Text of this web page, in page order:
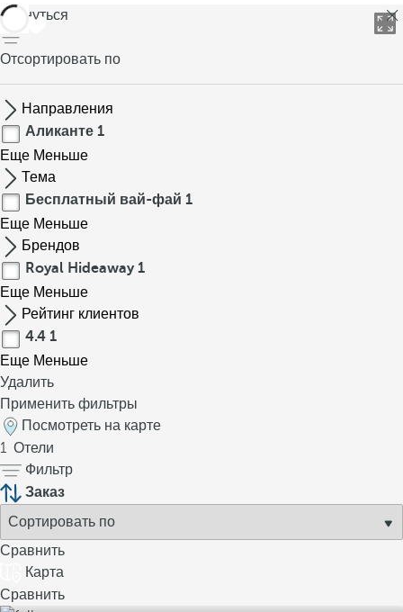
вернуться
Отсортировать по
Направления
Аликанте 1
Еще Меньше
Тема
Бесплатный вай-фай 1
Еще Меньше
Брендов
Royal Hideaway 1
Еще Меньше
Рейтинг клиентов
4.4 1
Еще Меньше
Удалить
Применить фильтры
Посмотреть на карте
1 Отели
Фильтр
Заказ
Сравнить
Карта
Сравнить